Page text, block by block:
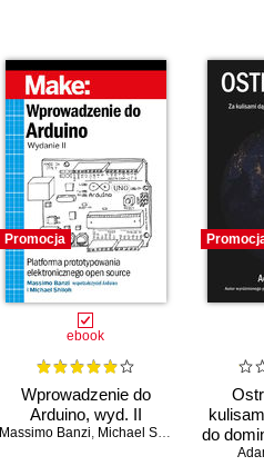
Promocja
ebook
Wprowadzenie do
Arduino, wyd. II
Massimo Banzi, Michael Shiloh
do